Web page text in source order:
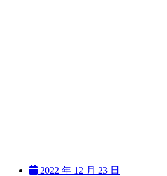
2022 年 12 月 23 日